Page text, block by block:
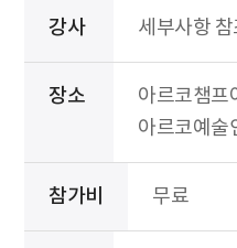
강사 세부사항 참
장소
아르코챔프
아르코예술
참가비 무료